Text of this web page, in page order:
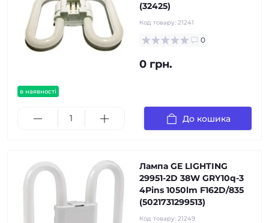
в наявності
(32425)
Код товару: 21241
0
0 грн.
До кошика
Лампа GE LIGHTING
29951-2D 38W GRY10q-3
4Pins 1050lm F162D/835
(5021731299513)
Код товару: 21249